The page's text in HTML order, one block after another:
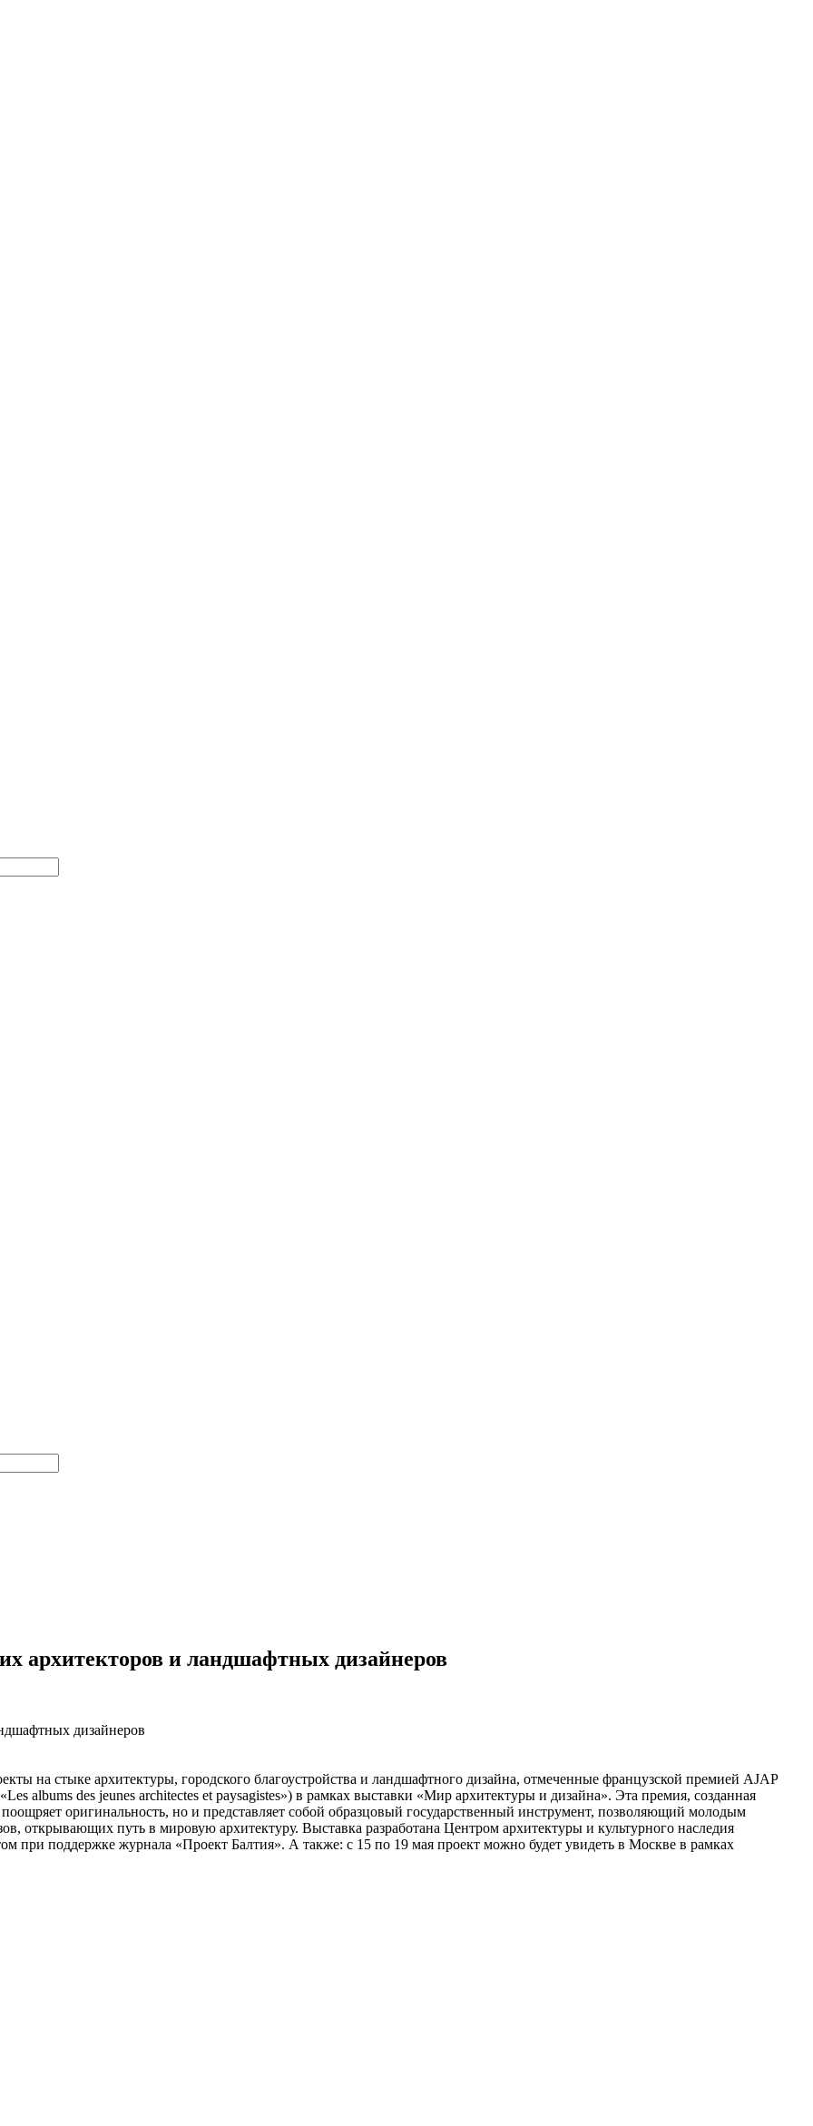
архитекторов и ландшафтных дизайнеров
на стыке архитектуры, городского благоустройства и ландшафтного дизайна, отмеченные французской премией AJAP
albums des jeunes arсhitectes et paysagistes») в рамках выставки «Мир архитектуры и дизайна». Эта премия, созданная
оригинальность, но и представляет собой образцовый государственный инструмент, позволяющий молодым
открывающих путь в мировую архитектуру. Выставка разработана Центром архитектуры и культурного наследия
при поддержке журнала «Проект Балтия». А также: с 15 по 19 мая проект можно будет увидеть в Москве в рамках